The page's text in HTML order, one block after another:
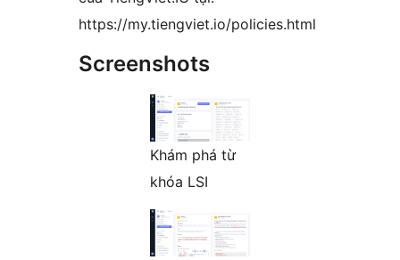
https://my.tiengviet.io/policies.html
Screenshots
Khám phá từ
khóa LSI